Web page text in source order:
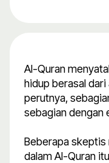
Al-Quran
hidup berasal
perutnya,
sebagian dengan
Beberapa skeptis
dalam Al-Quran